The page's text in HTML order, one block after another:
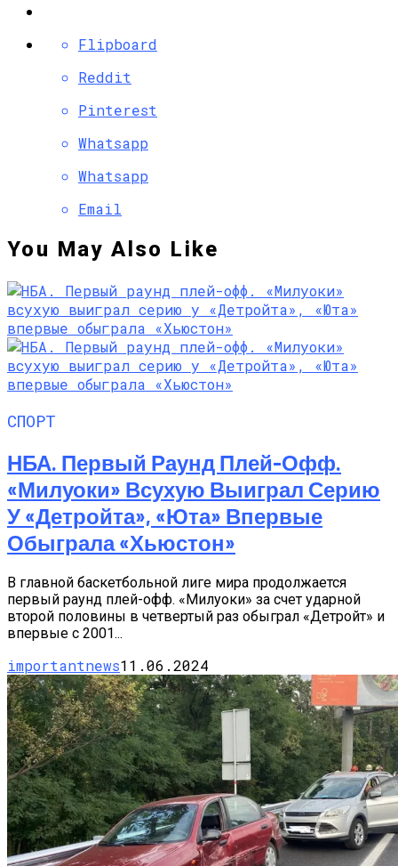
Flipboard
Reddit
Pinterest
Whatsapp
Whatsapp
Email
You May Also Like
СПОРТ
НБА. Первый Раунд Плей-Офф.
«Милуоки» Всухую Выиграл Серию
У «Детройта», «Юта» Впервые
Обыграла «Хьюстон»
В главной баскетбольной лиге мира продолжается
первый раунд плей-офф. «Милуоки» за счет ударной
второй половины в четвертый раз обыграл «Детройт» и
впервые с 2001...
importantnews11.06.2024